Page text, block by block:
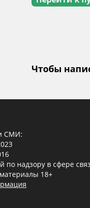
Чтобы
СМИ:
надзору в сфере
18+